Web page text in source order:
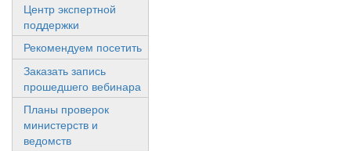
Центр экспертной
поддержки
Рекомендуем посетить
Заказать запись
прошедшего вебинара
Планы проверок
министерств и
ведомств